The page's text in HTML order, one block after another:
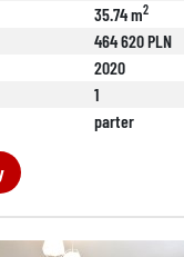
35.74 m2
464 620 PLN
2020
1
parter